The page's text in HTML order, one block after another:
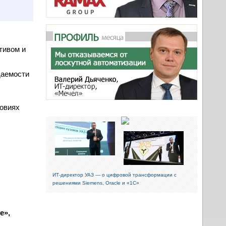
и
ИТ-директор УАЗ — о цифровой трансформации с
решениями Siemens, Oracle и «1С»